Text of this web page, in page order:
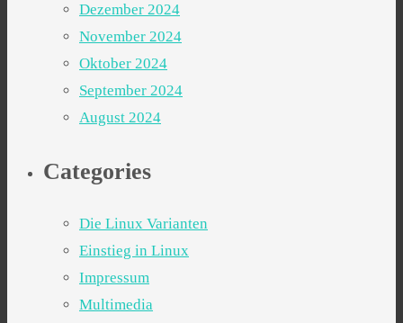
Dezember 2024
November 2024
Oktober 2024
September 2024
August 2024
Categories
Die Linux Varianten
Einstieg in Linux
Impressum
Multimedia